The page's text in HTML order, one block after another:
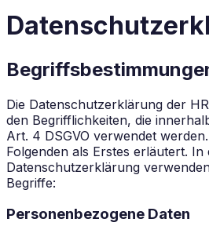
Die Datenschutzerklärung der
den Begrifflichkeiten, die
Art. 4 DSGVO verwendet
Folgenden als Erstes erläutert. In
Datenschutzerklärung
Begriffe:
Personenbezogene Daten